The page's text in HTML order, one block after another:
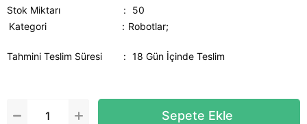
Stok Miktarı
:
50
Kategori
Robotlar;
Tahmini Teslim Süresi : 18 Gün İçinde Teslim